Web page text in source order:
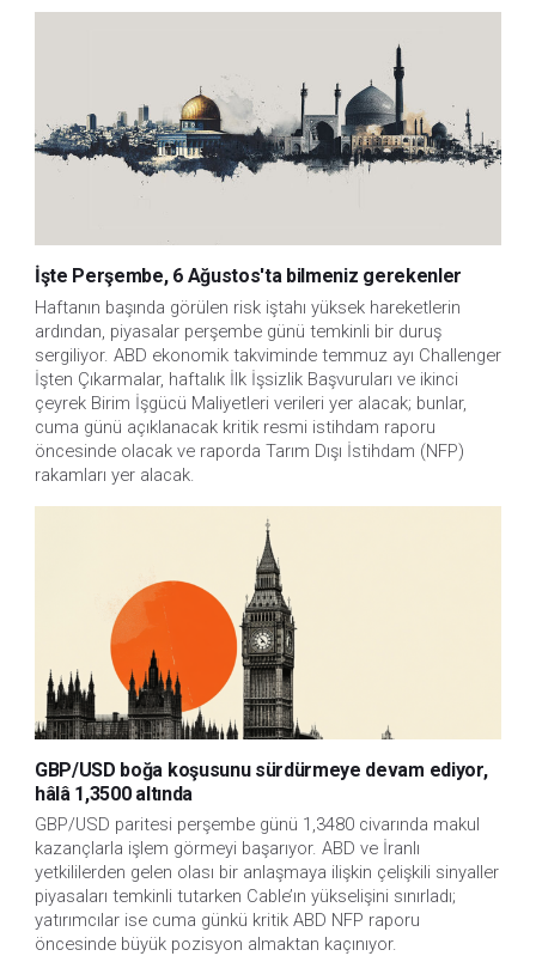
İşte Perşembe, 6 Ağustos'ta bilmeniz gerekenler
Haftanın başında görülen risk iştahı yüksek hareketlerin
ardından, piyasalar perşembe günü temkinli bir duruş
sergiliyor. ABD ekonomik takviminde temmuz ayı Challenger
İşten Çıkarmalar, haftalık İlk İşsizlik Başvuruları ve ikinci
çeyrek Birim İşgücü Maliyetleri verileri yer alacak; bunlar,
cuma günü açıklanacak kritik resmi istihdam raporu
öncesinde olacak ve raporda Tarım Dışı İstihdam (NFP)
rakamları yer alacak.
GBP/USD boğa koşusunu sürdürmeye devam ediyor,
hâlâ 1,3500 altında
GBP/USD paritesi perşembe günü 1,3480 civarında makul
kazançlarla işlem görmeyi başarıyor. ABD ve İranlı
yetkililerden gelen olası bir anlaşmaya ilişkin çelişkili sinyaller
piyasaları temkinli tutarken Cable’ın yükselişini sınırladı;
yatırımcılar ise cuma günkü kritik ABD NFP raporu
öncesinde büyük pozisyon almaktan kaçınıyor.